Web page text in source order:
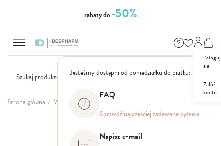
rabaty do -50%
do
treści
Jesteśmy dostępni od poniedziałku do piątku: 8.00 -
FAQ
Sprawdź najczęściej zadawane pytania
Napisz e-mail
Zaloguj
się
Załóż
konto
NASZE
Strona główna Włosy Regulujące nadmiar sebum